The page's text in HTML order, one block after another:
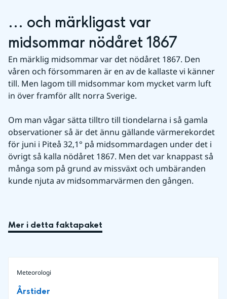
... och märkligast var
midsommar nödåret 1867
En märklig midsommar var det nödåret 1867. Den
våren och försommaren är en av de kallaste vi känner
till. Men lagom till midsommar kom mycket varm luft
in över framför allt norra Sverige.
Om man vågar sätta tilltro till tiondelarna i så gamla
observationer så är det ännu gällande värmerekordet
för juni i Piteå 32,1° på midsommardagen under det i
övrigt så kalla nödåret 1867. Men det var knappast så
många som på grund av missväxt och umbäranden
kunde njuta av midsommarvärmen den gången.
Mer i detta faktapaket
Meteorologi
Årstider